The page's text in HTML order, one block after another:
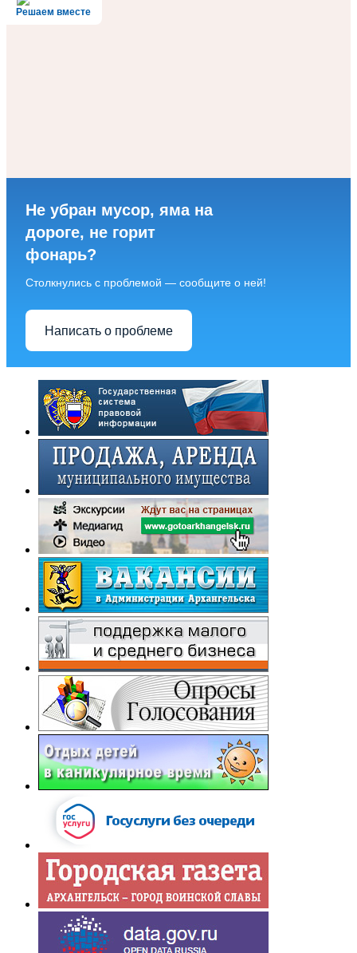
Решаем вместе
Не убран мусор, яма на
дороге, не горит
фонарь?
Столкнулись с проблемой — сообщите о ней!
Написать о проблеме